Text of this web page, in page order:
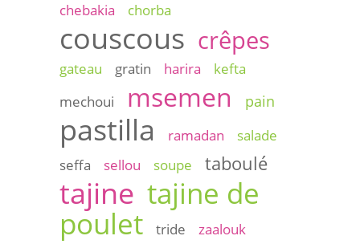
chebakia
chorba
couscous crêpes
gateau gratin harira
kefta
mechoui
msemen pain
pastilla ramadan
salade
seffa
sellou soupe taboulé
tajine tajine de
poulet
tride
zaalouk